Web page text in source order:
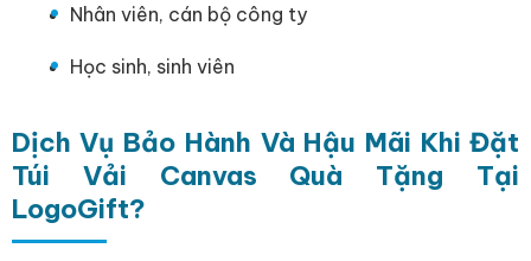
Nhân viên, cán bộ công ty
Học sinh, sinh viên
Dịch Vụ Bảo Hành Và Hậu Mãi Khi Đặt
Túi Vải Canvas Quà Tặng Tại
LogoGift?